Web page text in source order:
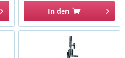
In den